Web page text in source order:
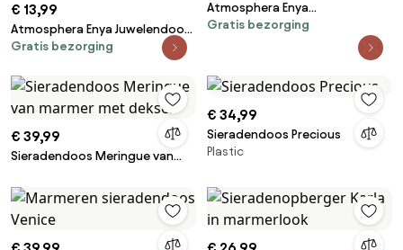
€ 13,99
Atmosphera Enya Juwelendoos
– 13x10x25 cm – Fluweel Groen
Compartiment – Sieraden
Gratis bezorging
Atmosphera Enya
Sieradendoos – 25x13x10 cm –
Beige Fluweel – Met Spiegel
&amp; Rits – Vakkenindeling
Gratis bezorging
€ 39,99
Sieradendoos Meringue van
€ 34,99
Sieradendoos Precious
Plastic